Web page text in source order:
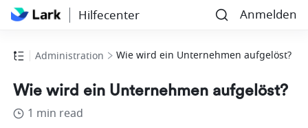
Hilfecenter Anmelden
Administration Wie wird ein Unternehmen aufgelöst?
Wie wird ein Unternehmen aufgelöst?
1 min read